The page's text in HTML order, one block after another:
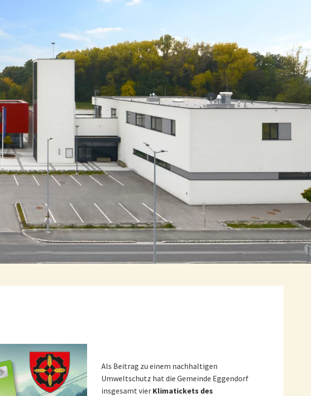
Als Beitrag zu einem nachhaltigen
Umweltschutz hat die Gemeinde Eggendorf
insgesamt vier Klimatickets des